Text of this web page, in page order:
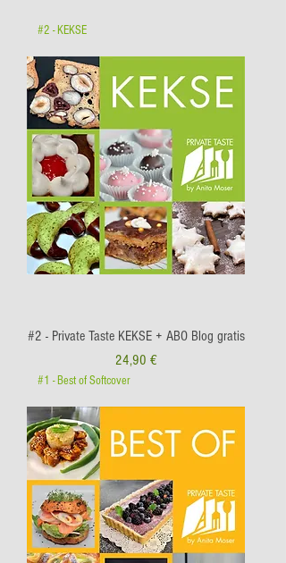
#2 - KEKSE
#2 - Private Taste KEKSE + ABO Blog gratis
Preis
24,90 €
#1 - Best of Softcover